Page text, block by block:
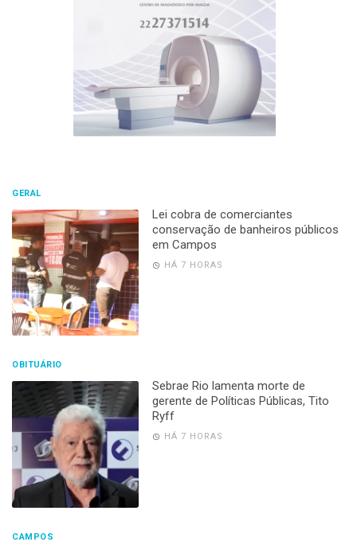
GERAL
Lei cobra de comerciantes
conservação de banheiros públicos
em Campos
HÁ 7 HORAS
OBITUÁRIO
Sebrae Rio lamenta morte de
gerente de Políticas Públicas, Tito
Ryff
HÁ 7 HORAS
CAMPOS